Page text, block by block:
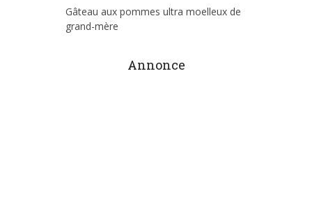
Gâteau aux pommes ultra moelleux de
grand-mère
Annonce